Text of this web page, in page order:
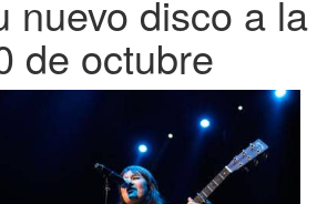
nuevo disco a la
de octubre